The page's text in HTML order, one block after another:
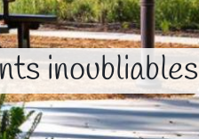
inoubliables